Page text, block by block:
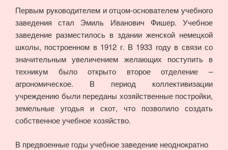
Первым руководителем и отцом-основателем учебного
заведения стал Эмиль Иванович Фишер. Учебное
заведение разместилось в здании женской немецкой
школы, построенном в 1912 г. В 1933 году в связи со
значительным увеличением желающих поступить в
техникум было открыто второе отделение –
агрономическое. В период коллективизации
учреждению были переданы хозяйственные постройки,
земельные угодья и скот, что позволило создать
собственное учебное хозяйство.
В предвоенные годы учебное заведение неоднократно